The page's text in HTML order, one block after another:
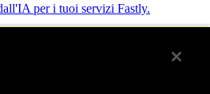
per i tuoi servizi Fastly.